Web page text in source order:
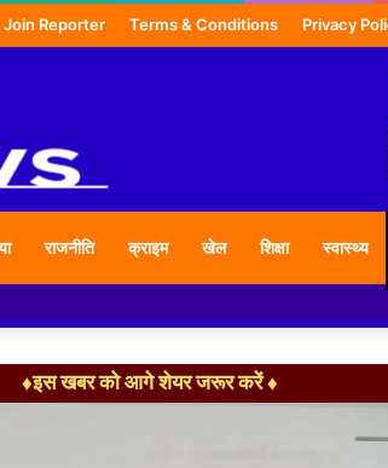
Join Reporter Terms & Conditions Privacy
राजनीति क्राइम खेल शिक्षा स्वास्थ्य
♦इस खबर को आगे शेयर जरूर करें ♦